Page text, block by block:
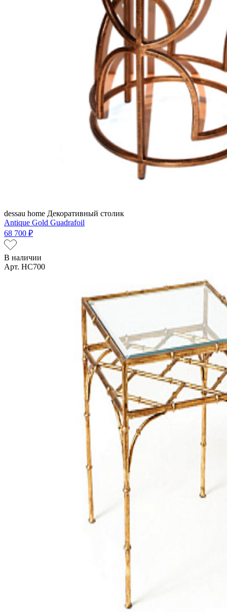
dessau home Декоративный столик
Antique Gold Guadrafoil
68 700 ₽
В наличии
Арт. HC700